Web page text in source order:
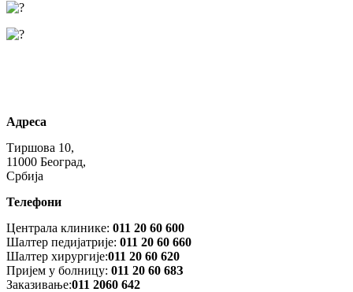
Адреса
Тиршова 10,
11000 Београд,
Србија
Телефони
Централа клинике: 011 20 60 600
Шалтер педијатрије: 011 20 60 660
Шалтер хирургије:011 20 60 620
Пријем у болницу: 011 20 60 68З
Заказивање:011 2060 642